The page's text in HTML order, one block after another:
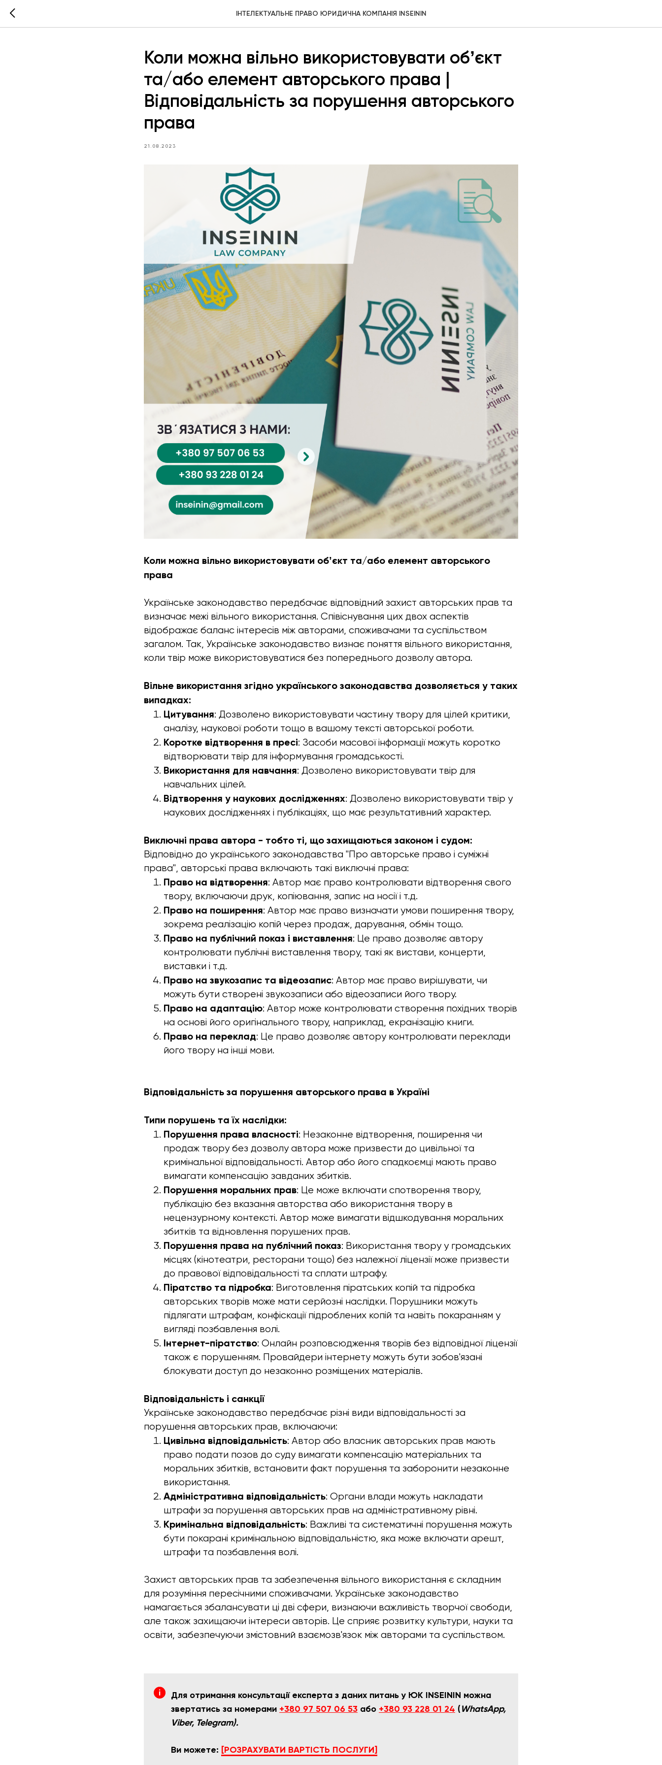
ІНТЕЛЕКТУАЛЬНЕ ПРАВО ЮРИДИЧНА КОМПАНІЯ INSEININ
Коли можна вільно використовувати обʼєкт
та/або елемент авторського права |
Відповідальність за порушення авторського
права
21.08.2023
Коли можна вільно використовувати обʼєкт та/або елемент авторського
права
Українське законодавство передбачає відповідний захист авторських прав та
визначає межі вільного використання. Співіснування цих двох аспектів
відображає баланс інтересів між авторами, споживачами та суспільством
загалом. Так, Українське законодавство визнає поняття вільного використання,
коли твір може використовуватися без попереднього дозволу автора.
Вільне використання згідно українського законодавства дозволяється у таких
випадках:
Цитування: Дозволено використовувати частину твору для цілей критики,
аналізу, наукової роботи тощо в вашому тексті авторської роботи.
Коротке відтворення в пресі: Засоби масової інформації можуть коротко
відтворювати твір для інформування громадськості.
Використання для навчання: Дозволено використовувати твір для
навчальних цілей.
Відтворення у наукових дослідженнях: Дозволено використовувати твір у
наукових дослідженнях і публікаціях, що має результативний характер.
Виключні права автора - тобто ті, що захищаються законом і судом:
Відповідно до українського законодавства "Про авторське право і суміжні
права", авторські права включають такі виключні права:
Право на відтворення: Автор має право контролювати відтворення свого
твору, включаючи друк, копіювання, запис на носії і т.д.
Право на поширення: Автор має право визначати умови поширення твору,
зокрема реалізацію копій через продаж, дарування, обмін тощо.
Право на публічний показ і виставлення: Це право дозволяє автору
контролювати публічні виставлення твору, такі як вистави, концерти,
виставки і т.д.
Право на звукозапис та відеозапис: Автор має право вирішувати, чи
можуть бути створені звукозаписи або відеозаписи його твору.
Право на адаптацію: Автор може контролювати створення похідних творів
на основі його оригінального твору, наприклад, екранізацію книги.
Право на переклад: Це право дозволяє автору контролювати переклади
його твору на інші мови.
Відповідальність за порушення авторського права в Україні
Типи порушень та їх наслідки:
Порушення права власності: Незаконне відтворення, поширення чи
продаж твору без дозволу автора може призвести до цивільної та
кримінальної відповідальності. Автор або його спадкоємці мають право
вимагати компенсацію завданих збитків.
Порушення моральних прав: Це може включати спотворення твору,
публікацію без вказання авторства або використання твору в
нецензурному контексті. Автор може вимагати відшкодування моральних
збитків та відновлення порушених прав.
Порушення права на публічний показ: Використання твору у громадських
місцях (кінотеатри, ресторани тощо) без належної ліцензії може призвести
до правової відповідальності та сплати штрафу.
Піратство та підробка: Виготовлення піратських копій та підробка
авторських творів може мати серйозні наслідки. Порушники можуть
підлягати штрафам, конфіскації підроблених копій та навіть покаранням у
вигляді позбавлення волі.
Інтернет-піратство: Онлайн розповсюдження творів без відповідної ліцензії
також є порушенням. Провайдери інтернету можуть бути зобов'язані
блокувати доступ до незаконно розміщених матеріалів.
Відповідальність і санкції
Українське законодавство передбачає різні види відповідальності за
порушення авторських прав, включаючи:
Цивільна відповідальність: Автор або власник авторських прав мають
право подати позов до суду вимагати компенсацію матеріальних та
моральних збитків, встановити факт порушення та заборонити незаконне
використання.
Адміністративна відповідальність: Органи влади можуть накладати
штрафи за порушення авторських прав на адміністративному рівні.
Кримінальна відповідальність: Важливі та систематичні порушення можуть
бути покарані кримінальною відповідальністю, яка може включати арешт,
штрафи та позбавлення волі.
Захист авторських прав та забезпечення вільного використання є складним
для розуміння пересічними споживачами. Українське законодавство
намагається збалансувати ці дві сфери, визнаючи важливість творчої свободи,
але також захищаючи інтереси авторів. Це сприяє розвитку культури, науки та
освіти, забезпечуючи змістовний взаємозв'язок між авторами та суспільством.
Для отримання консультації експерта з даних питань у ЮК INSEININ можна
звертатись за номерами +380 97 507 06 53 або +380 93 228 01 24 (WhatsApp,
Viber, Telegram).
Ви можете: [РОЗРАХУВАТИ ВАРТІСТЬ ПОСЛУГИ]